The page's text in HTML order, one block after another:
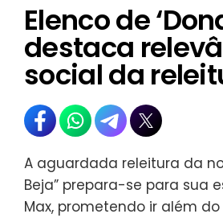
Elenco de
destaca
social da
A aguardada releitura da
Beja” prepara-se para sua
Max, prometendo ir além